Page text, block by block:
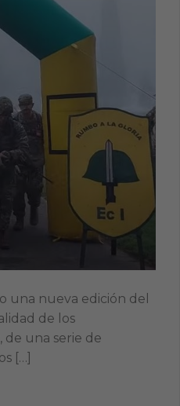
una nueva edición del
de los
de una serie de
[…]